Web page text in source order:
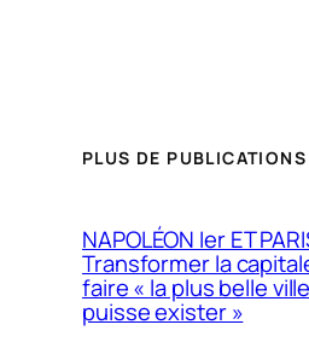
PLUS DE PUBLICATIONS
NAPOLÉON Ier ET
Transformer la
faire « la plus belle
puisse exister »